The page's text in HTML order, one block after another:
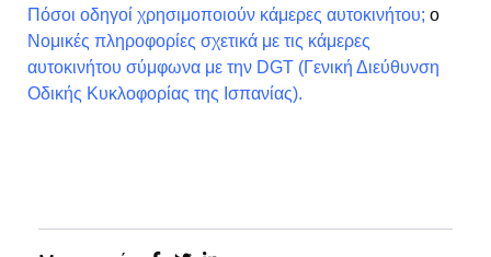
Πόσοι οδηγοί χρησιμοποιούν κάμερες αυτοκινήτου; o
Νομικές πληροφορίες σχετικά με τις κάμερες
αυτοκινήτου σύμφωνα με την DGT (Γενική Διεύθυνση
Οδικής Κυκλοφορίας της Ισπανίας).